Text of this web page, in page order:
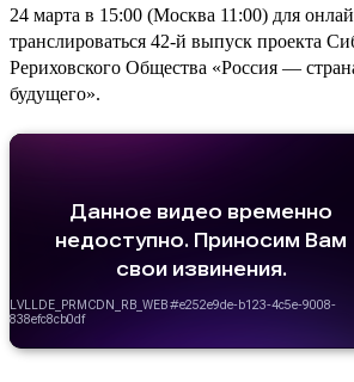
24 марта в 15:00 (Москва 11:00) для
транслироваться 42-й выпуск проекта
Рериховского Общества «Россия —
будущего».